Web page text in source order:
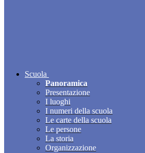
Scuola
Panoramica
Presentazione
I luoghi
I numeri della scuola
Le carte della scuola
Le persone
La storia
Organizzazione